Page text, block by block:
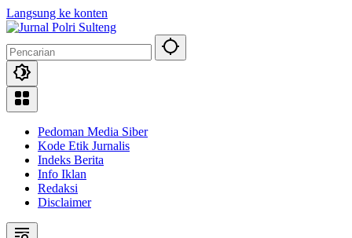
Langsung ke konten
Pedoman Media Siber
Kode Etik Jurnalis
Indeks Berita
Info Iklan
Redaksi
Disclaimer